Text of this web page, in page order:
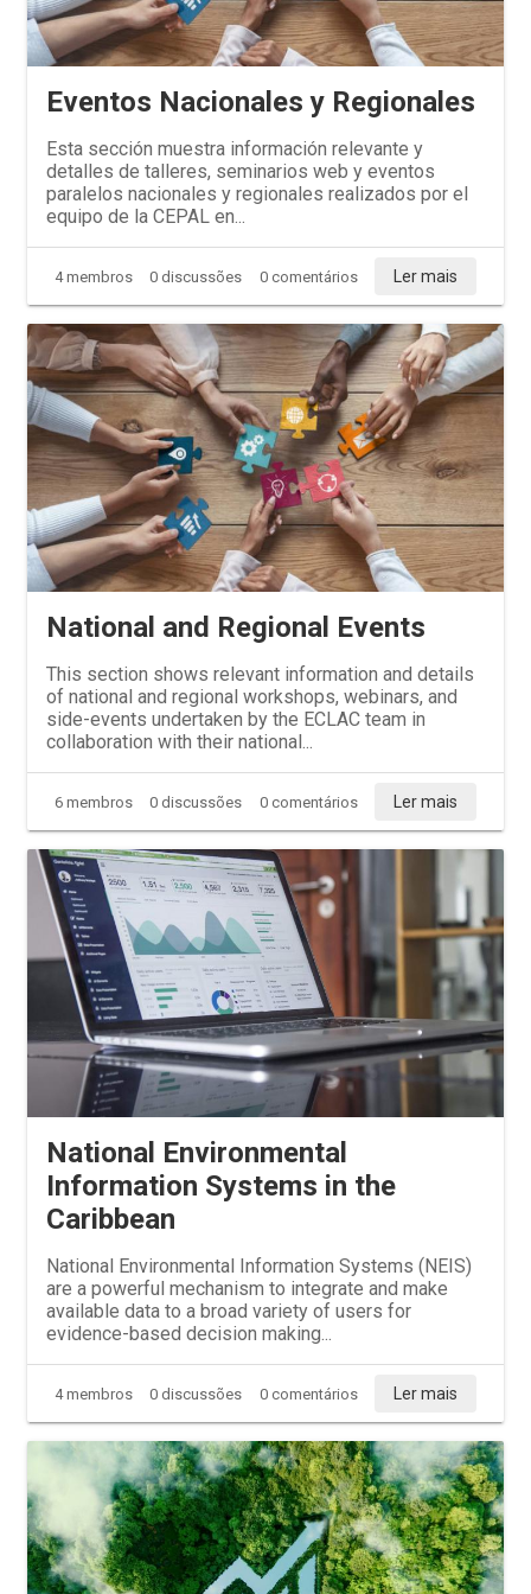
Eventos Nacionales y Regionales
Esta sección muestra información relevante y
detalles de talleres, seminarios web y eventos
paralelos nacionales y regionales realizados por el
equipo de la CEPAL en...
4 membros 0 discussões 0 comentários Ler mais
National and Regional Events
This section shows relevant information and details
of national and regional workshops, webinars, and
side-events undertaken by the ECLAC team in
collaboration with their national...
6 membros 0 discussões 0 comentários Ler mais
National Environmental
Information Systems in the
Caribbean
National Environmental Information Systems (NEIS)
are a powerful mechanism to integrate and make
available data to a broad variety of users for
evidence-based decision making...
4 membros 0 discussões 0 comentários Ler mais